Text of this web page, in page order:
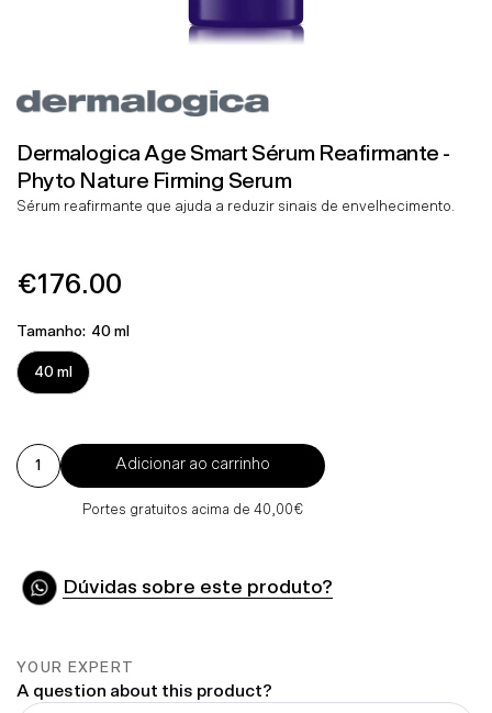
Dermalogica Age Smart Sérum Reafirmante -
Phyto Nature Firming Serum
Sérum reafirmante que ajuda a reduzir sinais de envelhecimento.
Preço
€176.00
Tamanho: 40 ml
40 ml
Adicionar ao carrinho
Portes gratuitos acima de 40,00€
Dúvidas sobre este produto?
YOUR EXPERT
A question about this product?